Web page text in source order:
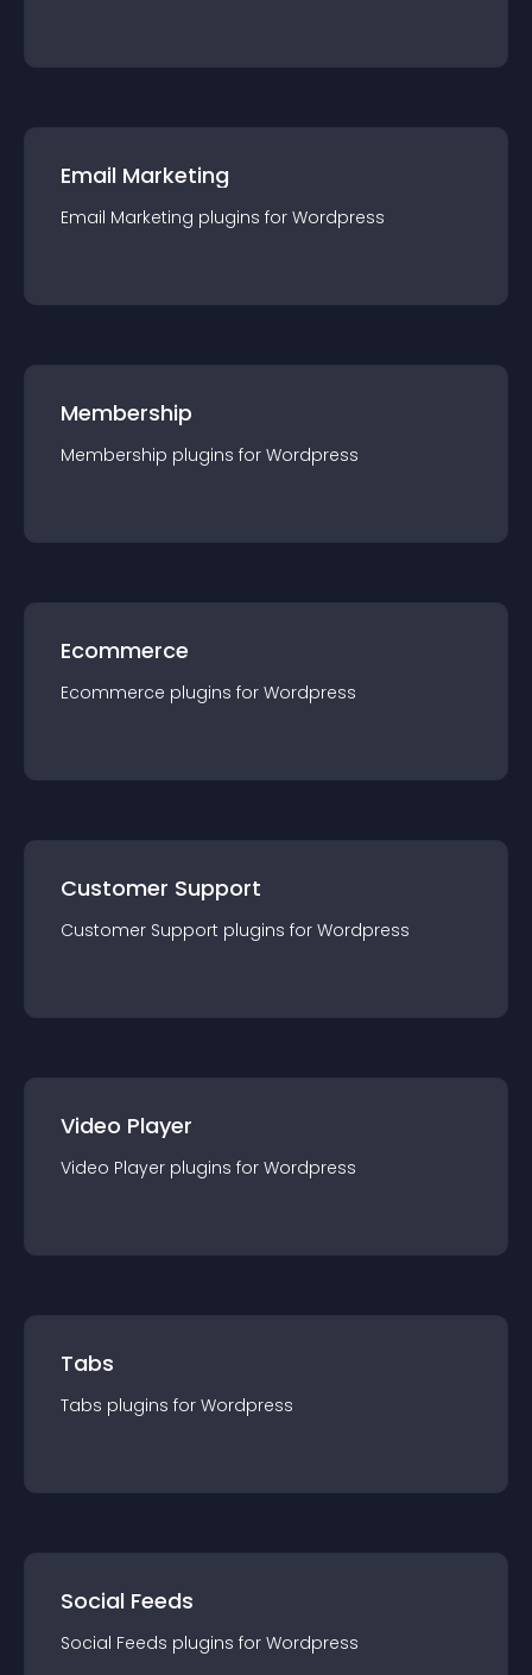
Email Marketing
Email Marketing plugins for Wordpress
Membership
Membership plugins for Wordpress
Ecommerce
Ecommerce plugins for Wordpress
Customer Support
Customer Support plugins for Wordpress
Video Player
Video Player plugins for Wordpress
Tabs
Tabs plugins for Wordpress
Social Feeds
Social Feeds plugins for Wordpress